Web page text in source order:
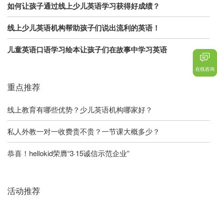
如何让孩子通过线上少儿英语学习获得好成绩？
线上少儿英语机构帮助孩子们说出流利的英语！
儿童英语口语学习绘本让孩子们在故事中学习英语
重点推荐
线上教育有哪些优势？少儿英语机构哪家好？
私人外教一对一收费贵不贵？一节课大概多少？
恭喜！hellokid荣膺“3·15诚信示范企业”
活动推荐
在线咨询